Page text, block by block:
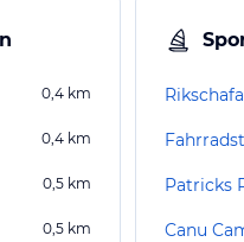
0,4 km
0,4 km
0,5 km
0,5 km
Patricks
Canu